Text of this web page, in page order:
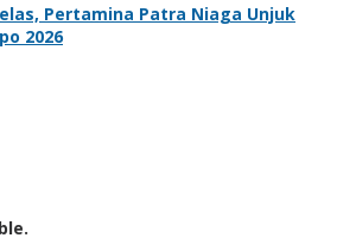
Pertamina Patra Niaga Unjuk
2026